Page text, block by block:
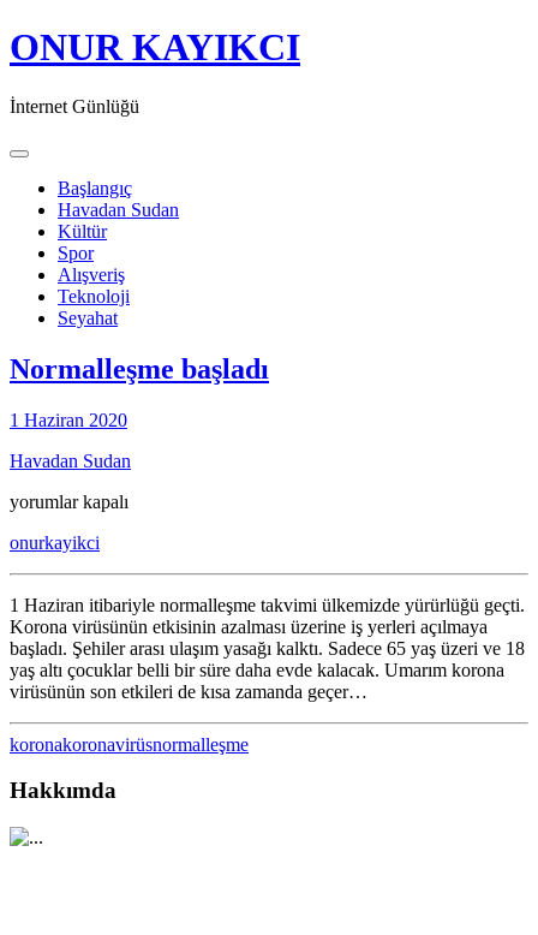
ONUR KAYIKCI
İnternet Günlüğü
Toggle navigation
Başlangıç
Havadan Sudan
Kültür
Spor
Alışveriş
Teknoloji
Seyahat
Normalleşme başladı
1 Haziran 2020
Havadan Sudan
Normalleşme
için
yorumlar kapalı
onurkayikci
1 Haziran itibariyle normalleşme takvimi ülkemizde yürürlüğü geçti.
Korona virüsünün etkisinin azalması üzerine iş yerleri açılmaya
başladı. Şehiler arası ulaşım yasağı kalktı. Sadece 65 yaş üzeri ve 18
yaş altı çocuklar belli bir süre daha evde kalacak. Umarım korona
virüsünün son etkileri de kısa zamanda geçer…
koronakoronavirüsnormalleşme
Hakkımda